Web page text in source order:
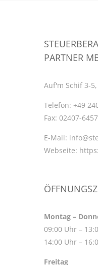
PARTNER
Auf'm Schif 3-
Telefon: +49
Fax: 02407-6457
E-Mail:
Webseite:
Montag –
09:00 Uhr –
14:00 Uhr –
Freitag